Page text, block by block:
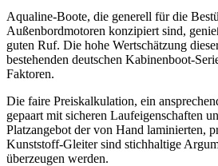
Aqualine-Boote, die generell für die
Außenbordmotoren konzipiert sind,
guten Ruf. Die hohe Wertschätzung
bestehenden deutschen Kabinenboot-
Faktoren.
Die faire Preiskalkulation, ein
gepaart mit sicheren Laufeigenschaften
Platzangebot der von Hand laminierten,
Kunststoff-Gleiter sind stichhaltige
überzeugen werden.